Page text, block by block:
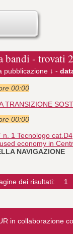
bandi - trovati
pubblicazione ↓ -
00:00
TRANSIZIONE
00:00
n. 1 Tecnologo
economy in
NAVIGAZIONE
dei risultati: 1
in collaborazione